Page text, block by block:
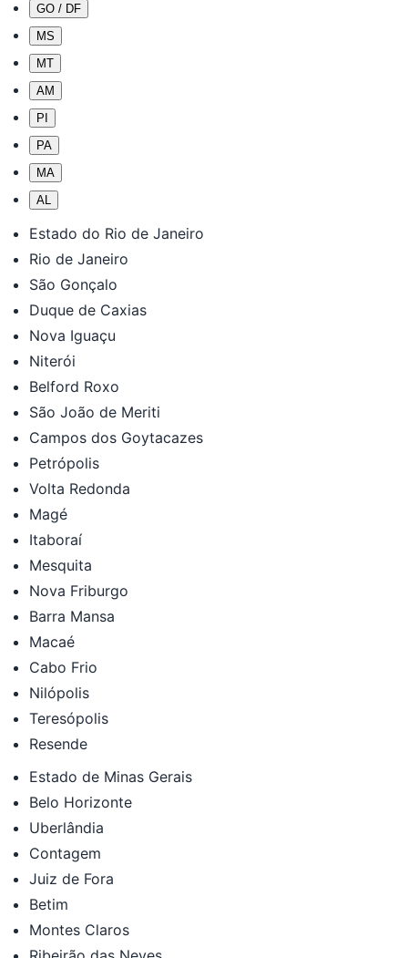
GO / DF
MS
MT
AM
PI
PA
MA
AL
Estado do Rio de Janeiro
Rio de Janeiro
São Gonçalo
Duque de Caxias
Nova Iguaçu
Niterói
Belford Roxo
São João de Meriti
Campos dos Goytacazes
Petrópolis
Volta Redonda
Magé
Itaboraí
Mesquita
Nova Friburgo
Barra Mansa
Macaé
Cabo Frio
Nilópolis
Teresópolis
Resende
Estado de Minas Gerais
Belo Horizonte
Uberlândia
Contagem
Juiz de Fora
Betim
Montes Claros